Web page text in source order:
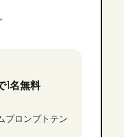
1名無料
プロンプトテン